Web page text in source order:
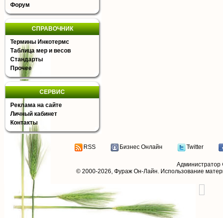
Форум
СПРАВОЧНИК
Термины Инкотермс
Таблица мер и весов
Стандарты
Прочее
СЕРВИС
Реклама на сайте
Личный кабинет
Контакты
RSS Бизнес Онлайн Twitter
© 2000-2026, Фураж Он-Лайн. Использование